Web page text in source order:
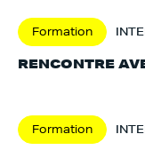
Formation
RENCONTRE
Formation